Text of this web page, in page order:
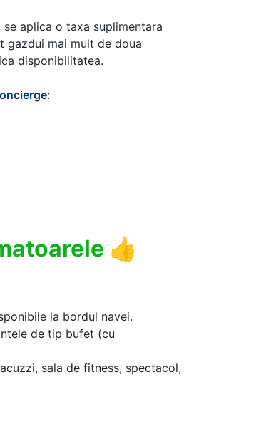
aplica o taxa suplimentara
gazdui mai mult de doua
disponibilitatea.
:
👍
la bordul navei.
de tip bufet (cu
sala de fitness, spectacol,